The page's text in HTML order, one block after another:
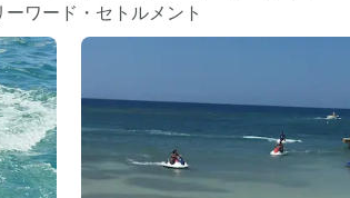
ーワード・セトルメント